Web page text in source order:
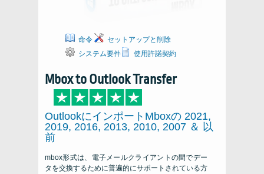
命令
セットアップと削除
システム要件
使用許諾契約
Mbox to Outlook Transfer
OutlookにインポートMboxの 2021,
2019, 2016, 2013, 2010, 2007 ＆ 以
前
mbox形式は、電子メールクライアントの間でデー
タを交換するために普遍的にサポートされている方